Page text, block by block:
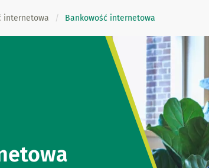
internetowa Bankowość internetowa